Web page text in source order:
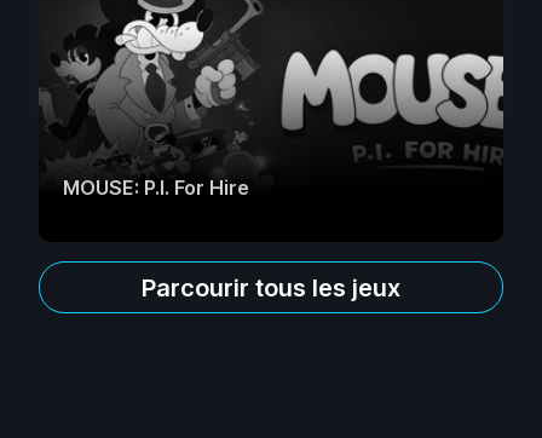
MOUSE: P.I. For Hire
Parcourir tous les jeux